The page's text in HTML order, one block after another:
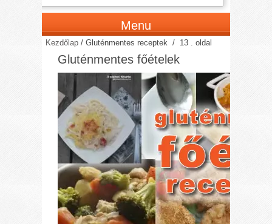
Menu
Kezdőlap /Gluténmentes receptek / 13 . oldal
Gluténmentes főételek